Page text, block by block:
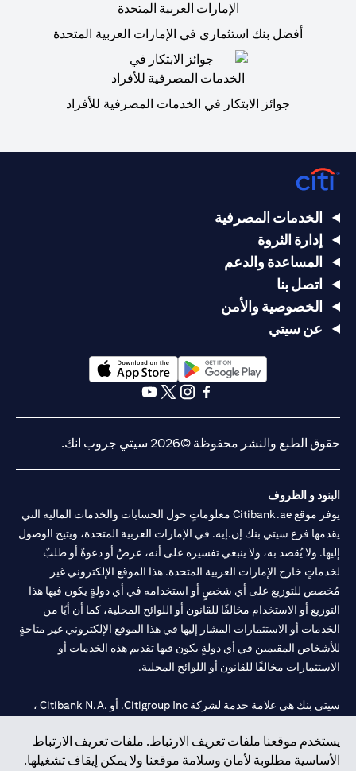
أفضل بنك استثماري في الإمارات العربية المتحدة
جوائز الابتكار في الخدمات المصرفية للأفراد
يستخدم موقعنا ملفات تعريف الارتباط. ملفات تعريف الارتباط
الأساسية مطلوبة لأمان وسلامة موقعنا ولا يمكن إيقاف تشغيلها.
الخدمات المصرفية
إدارة الثروة
المساعدة والدعم
اتصل بنا
الخصوصية والأمن
عن سيتي
(opens in a new tab)
حقوق الطبع والنشر محفوظة ©2026 سيتي جروب انك.
البنود و الظروف
يوفر موقع Citibank.ae معلوماتٍ حول الحسابات والخدمات المالية التي
يقدمها فرع سيتي بنك إن.إيه. في الإمارات العربية المتحدة، ويتيح الوصول
إليها. ولا يُقصد به، ولا ينبغي تفسيره على أنه، عرضٌ أو دعوةٌ أو طلبٌ
لخدماتٍ خارج الإمارات العربية المتحدة. هذا الموقع الإلكتروني غير
مُخصص للتوزيع على أي شخصٍ أو استخدامه في أي دولةٍ يكون فيها هذا
التوزيع أو الاستخدام مخالفًا للقانون أو اللوائح المحلية، كما أن أيًا من
الخدمات أو الاستثمارات المشار إليها في هذا الموقع الإلكتروني غير متاحةٍ
للأشخاص المقيمين في أي دولةٍ يكون فيها تقديم هذه الخدمات أو
الاستثمارات مخالفًا للقانون أو اللوائح المحلية.
سيتي بنك هي علامة خدمة لشركة Citigroup Inc. أو .Citibank N.A ،
سيتي بنك إن. إيه. الإمارات مسجل لدى مصرف الإمارات المركزي تحت